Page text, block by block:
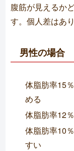
腹筋が見えるか
す。個人差はあ
男性の場合
体脂肪率15
める
体脂肪率12
体脂肪率10
すい